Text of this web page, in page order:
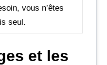
vous n’êtes
seul.
et les